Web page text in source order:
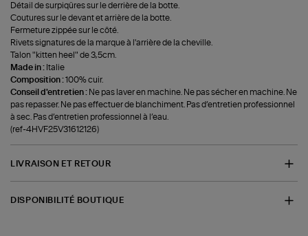
Détail de surpiqûres sur le derrière de la botte.
Coutures sur le devant et arrière de la botte.
Fermeture zippée sur le côté.
Rivets signatures de la marque à l'arrière de la cheville.
Talon "kitten heel" de 3,5cm.
Made in : Italie
Composition :100% cuir.
Conseil d'entretien : Ne pas laver en machine. Ne pas sécher en machine. Ne
pas repasser. Ne pas effectuer de blanchiment. Pas d’entretien professionnel
à sec. Pas d’entretien professionnel à l’eau.
(ref-4HVF25V31612126)
LIVRAISON ET RETOUR
DISPONIBILITÉ BOUTIQUE